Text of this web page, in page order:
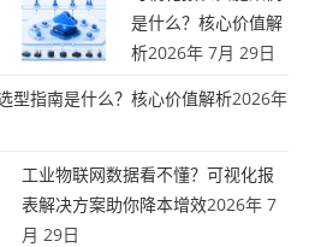
是什么？核心价值解
析2026年 7月 29日
型指南是什么？核心价值解析2026年
工业物联网数据看不懂？可视化报
表解决方案助你降本增效2026年 7
月 29日